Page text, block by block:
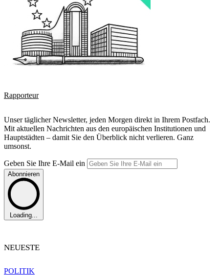
Rapporteur
Unser täglicher Newsletter, jeden Morgen direkt in Ihrem Postfach.
Mit aktuellen Nachrichten aus den europäischen Institutionen und
Hauptstädten – damit Sie den Überblick nicht verlieren. Ganz
umsonst.
Geben Sie Ihre E-Mail ein
Abonnieren
Loading...
NEUESTE
POLITIK